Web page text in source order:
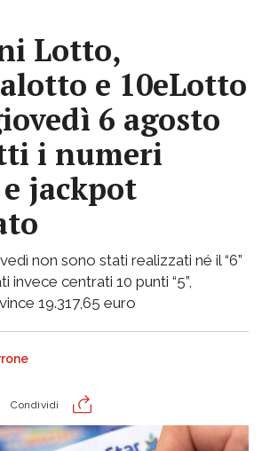
Lotto,
e 10eLotto
6 agosto
i numeri
jackpot
non sono stati realizzati né il “6”
invece centrati 10 punti “5”,
19.317,65 euro
Condividi